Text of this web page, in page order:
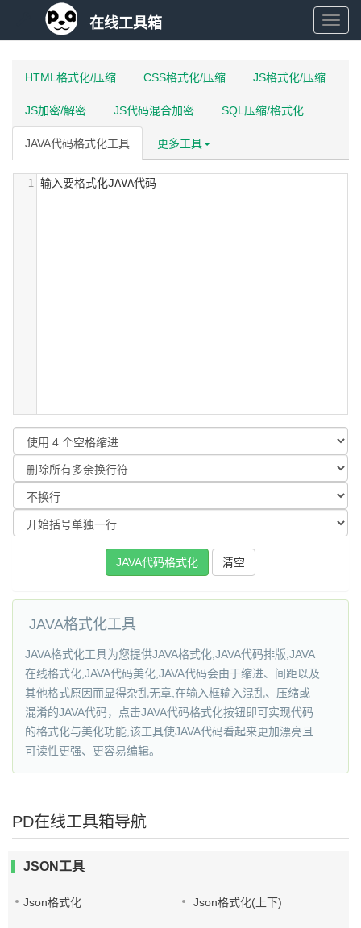
在
在线工具箱
HTML格式化/压缩 CSS格式化/压缩 JS格式化/压缩
JS加密/解密 JS代码混合加密 SQL压缩/格式化
JAVA代码格式化工具 更多工具
输入要格式化JAVA代码
1
JAVA格式化工具
JAVA格式化工具为您提供JAVA格式化,JAVA代码排版,JAVA
在线格式化,JAVA代码美化,JAVA代码会由于缩进、间距以及
其他格式原因而显得杂乱无章,在输入框输入混乱、压缩或
混淆的JAVA代码，点击JAVA代码格式化按钮即可实现代码
的格式化与美化功能,该工具使JAVA代码看起来更加漂亮且
可读性更强、更容易编辑。
PD在线工具箱导航
JSON工具
Json格式化 Json格式化(上下)